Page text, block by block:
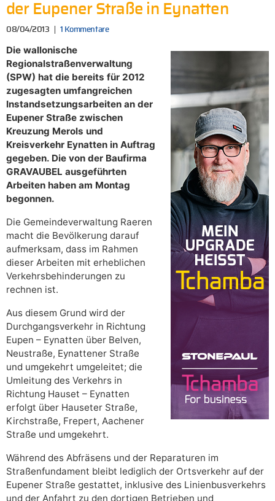
der Eupener Straße in Eynatten
08/04/2013 1 Kommentare
Die wallonische
Regionalstraßenverwaltung
(SPW) hat die bereits für 2012
zugesagten umfangreichen
Instandsetzungsarbeiten an der
Eupener Straße zwischen
Kreuzung Merols und
Kreisverkehr Eynatten in Auftrag
gegeben. Die von der Baufirma
GRAVAUBEL ausgeführten
Arbeiten haben am Montag
begonnen.
Die Gemeindeverwaltung Raeren
macht die Bevölkerung darauf
aufmerksam, dass im Rahmen
dieser Arbeiten mit erheblichen
Verkehrsbehinderungen zu
rechnen ist.
Aus diesem Grund wird der
Durchgangsverkehr in Richtung
Eupen – Eynatten über Belven,
Neustraße, Eynattener Straße
und umgekehrt umgeleitet; die
Umleitung des Verkehrs in
Richtung Hauset – Eynatten
erfolgt über Hauseter Straße,
Kirchstraße, Frepert, Aachener
Straße und umgekehrt.
Während des Abfräsens und der Reparaturen im
Straßenfundament bleibt lediglich der Ortsverkehr auf der
Eupener Straße gestattet, inklusive des Linienbusverkehrs
und der Anfahrt zu den dortigen Betrieben und